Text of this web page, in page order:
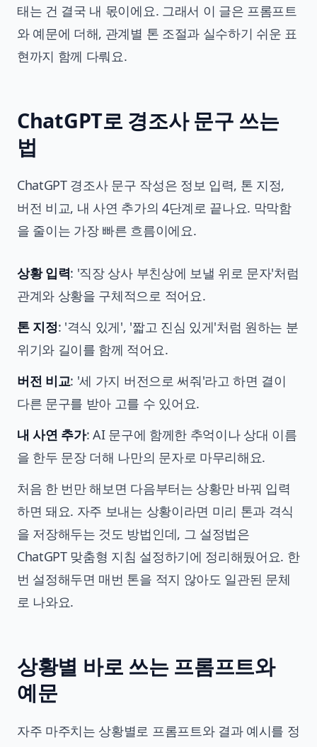
태는 건 결국 내 몫이에요. 그래서 이 글은 프롬프트
와 예문에 더해, 관계별 톤 조절과 실수하기 쉬운 표
현까지 함께 다뤄요.
ChatGPT로 경조사 문구 쓰는
법
ChatGPT 경조사 문구 작성은 정보 입력, 톤 지정,
버전 비교, 내 사연 추가의 4단계로 끝나요. 막막함
을 줄이는 가장 빠른 흐름이에요.
상황 입력: '직장 상사 부친상에 보낼 위로 문자'처럼
관계와 상황을 구체적으로 적어요.
톤 지정: '격식 있게', '짧고 진심 있게'처럼 원하는 분
위기와 길이를 함께 적어요.
버전 비교: '세 가지 버전으로 써줘'라고 하면 결이
다른 문구를 받아 고를 수 있어요.
내 사연 추가: AI 문구에 함께한 추억이나 상대 이름
을 한두 문장 더해 나만의 문자로 마무리해요.
처음 한 번만 해보면 다음부터는 상황만 바꿔 입력
하면 돼요. 자주 보내는 상황이라면 미리 톤과 격식
을 저장해두는 것도 방법인데, 그 설정법은
ChatGPT 맞춤형 지침 설정하기에 정리해뒀어요. 한
번 설정해두면 매번 톤을 적지 않아도 일관된 문체
로 나와요.
상황별 바로 쓰는 프롬프트와
예문
자주 마주치는 상황별로 프롬프트와 결과 예시를 정